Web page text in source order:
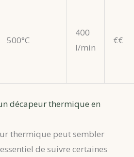
500°C
400
l/min
€€
décapeur thermique en
thermique peut sembler
de suivre certaines